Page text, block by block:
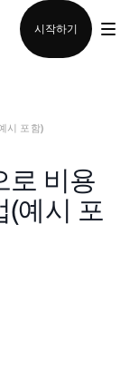
시작하기
시 포함)
로 비용
(예시 포